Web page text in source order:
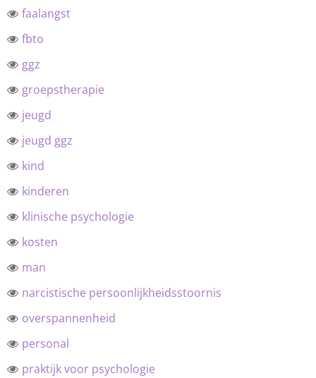
faalangst
fbto
ggz
groepstherapie
jeugd
jeugd ggz
kind
kinderen
klinische psychologie
kosten
man
narcistische persoonlijkheidsstoornis
overspannenheid
personal
praktijk voor psychologie